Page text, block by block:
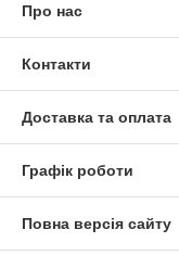
Про нас
Контакти
Доставка та оплата
Графік роботи
Повна версія сайту